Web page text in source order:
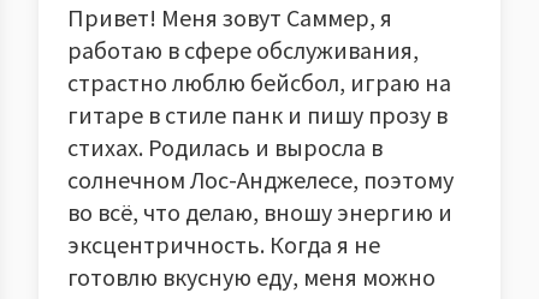
Привет! Меня зовут Саммер, я
работаю в сфере обслуживания,
страстно люблю бейсбол, играю на
гитаре в стиле панк и пишу прозу в
стихах. Родилась и выросла в
солнечном Лос-Анджелесе, поэтому
во всё, что делаю, вношу энергию и
эксцентричность. Когда я не
готовлю вкусную еду, меня можно